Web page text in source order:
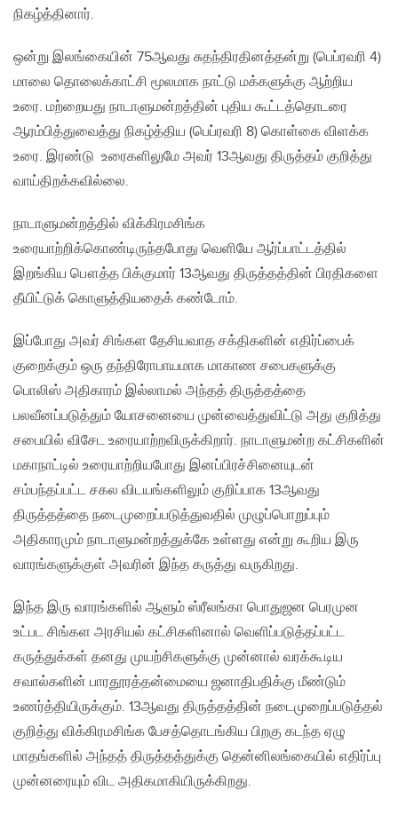
நிகழ்த்தினார்.
ஒன்று இலங்கையின் 75ஆவது சுதந்திரதினத்தன்று (பெப்ரவரி 4)
மாலை தொலைக்காட்சி மூலமாக நாட்டு மக்களுக்கு ஆற்றிய
உரை. மற்றையது நாடாளுமன்றத்தின் புதிய கூட்டத்தொடரை
ஆரம்பித்துவைத்து நிகழ்த்திய (பெப்ரவரி 8) கொள்கை விளக்க
உரை. இரண்டு உரைகளிலுமே அவர் 13ஆவது திருத்தம் குறித்து
வாய்திறக்கவில்லை.
நாடாளுமன்றத்தில் விக்கிரமசிங்க
உரையாற்றிக்கொண்டிருந்தபோது வெளியே ஆர்ப்பாட்டத்தில்
இறங்கிய பௌத்த பிக்குமார் 13ஆவது திருத்தத்தின் பிரதிகளை
தீயிட்டுக் கொளுத்தியதைக் கண்டோம்.
இப்போது அவர் சிங்கள தேசியவாத சக்திகளின் எதிர்ப்பைக்
குறைக்கும் ஒரு தந்திரோபாயமாக மாகாண சபைகளுக்கு
பொலிஸ் அதிகாரம் இல்லாமல் அந்தத் திருத்தத்தை
பலவீனப்படுத்தும் யோசனையை முன்வைத்துவிட்டு அது குறித்து
சபையில் விசேட உரையாற்றவிருக்கிறார். நாடாளுமன்ற கட்சிகளின்
மகாநாட்டில் உரையாற்றியபோது இனப்பிரச்சினையுடன்
சம்பந்தப்பட்ட சகல விடயங்களிலும் குறிப்பாக 13ஆவது
திருத்தத்தை நடைமுறைப்படுத்துவதில் முழுப்பொறுப்பும்
அதிகாரமும் நாடாளுமன்றத்துக்கே உள்ளது என்று கூறிய இரு
வாரங்களுக்குள் அவரின் இந்த கருத்து வருகிறது.
இந்த இரு வாரங்களில் ஆளும் ஸ்ரீலங்கா பொதுஜன பெரமுன
உட்பட சிங்கள அரசியல் கட்சிகளினால் வெளிப்படுத்தப்பட்ட
கருத்துக்கள் தனது முயற்சிகளுக்கு முன்னால் வரக்கூடிய
சவால்களின் பாரதூரத்தன்மையை ஜனாதிபதிக்கு மீண்டும்
உணர்த்தியிருக்கும். 13ஆவது திருத்தத்தின் நடைமுறைப்படுத்தல்
குறித்து விக்கிரமசிங்க பேசத்தொடங்கிய பிறகு கடந்த ஏழு
மாதங்களில் அந்தத் திருத்தத்துக்கு தென்னிலங்கையில் எதிர்ப்பு
முன்னரையும் விட அதிகமாகியிருக்கிறது.